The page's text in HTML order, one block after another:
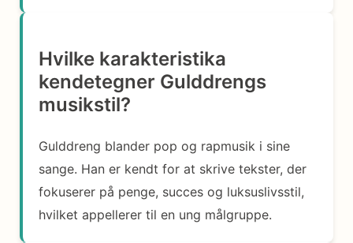
Hvilke karakteristika
kendetegner Gulddrengs
musikstil?
Gulddreng blander pop og rapmusik i sine
sange. Han er kendt for at skrive tekster, der
fokuserer på penge, succes og luksuslivsstil,
hvilket appellerer til en ung målgruppe.